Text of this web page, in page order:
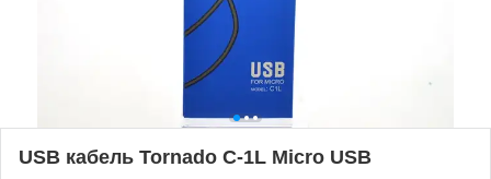
USB кабель Tornado C-1L Micro USB